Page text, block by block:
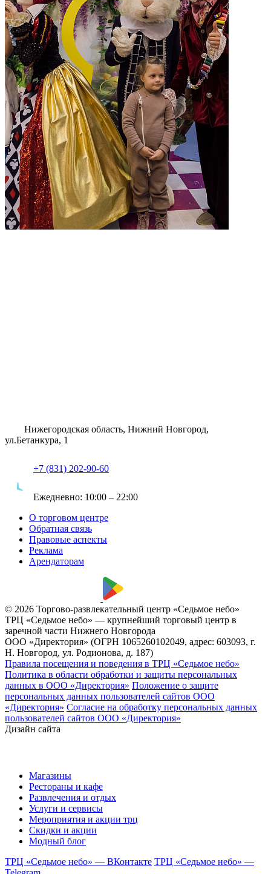
Нижегородская область, Нижний Новгород,
ул.Бетанкура, 1
+7 (831) 202-90-60
Ежедневно: 10:00 – 22:00
О торговом центре
Обратная связь
Правовые аспекты
Реклама
Арендаторам
© 2026 Торгово-развлекательный центр «Седьмое небо»
ТРЦ «Седьмое небо» — крупнейший торговый центр в
заречной части Нижнего Новгорода
ООО «Директория» (ОГРН 1065260102049, адрес: 603093, г.
Н. Новгород, ул. Родионова, д. 187)
Правила посещения и поведения в ТРЦ «Седьмое небо»
Политика в области обработки и защиты персональных
данных в ООО «Директория» Положение о защите
персональных данных пользователей сайтов ООО
«Директория» Согласие на обработку персональных данных
пользователей сайтов ООО «Директория»
Дизайн сайта
Магазины
Рестораны и кафе
Развлечения и отдых
Услуги и сервисы
Мероприятия и акции трц
Скидки и акции
Модный блог
ТРЦ «Седьмое небо» — ВКонтакте ТРЦ «Седьмое небо» —